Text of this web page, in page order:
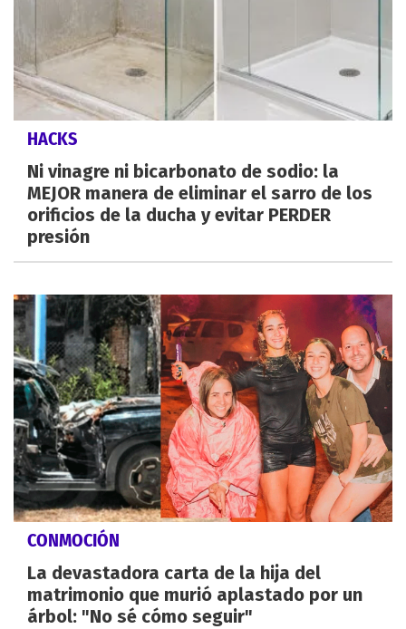
HACKS
Ni vinagre ni bicarbonato de sodio: la
MEJOR manera de eliminar el sarro de los
orificios de la ducha y evitar PERDER
presión
CONMOCIÓN
La devastadora carta de la hija del
matrimonio que murió aplastado por un
árbol: "No sé cómo seguir"